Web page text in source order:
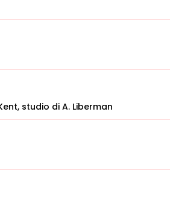
studio di A. Liberman